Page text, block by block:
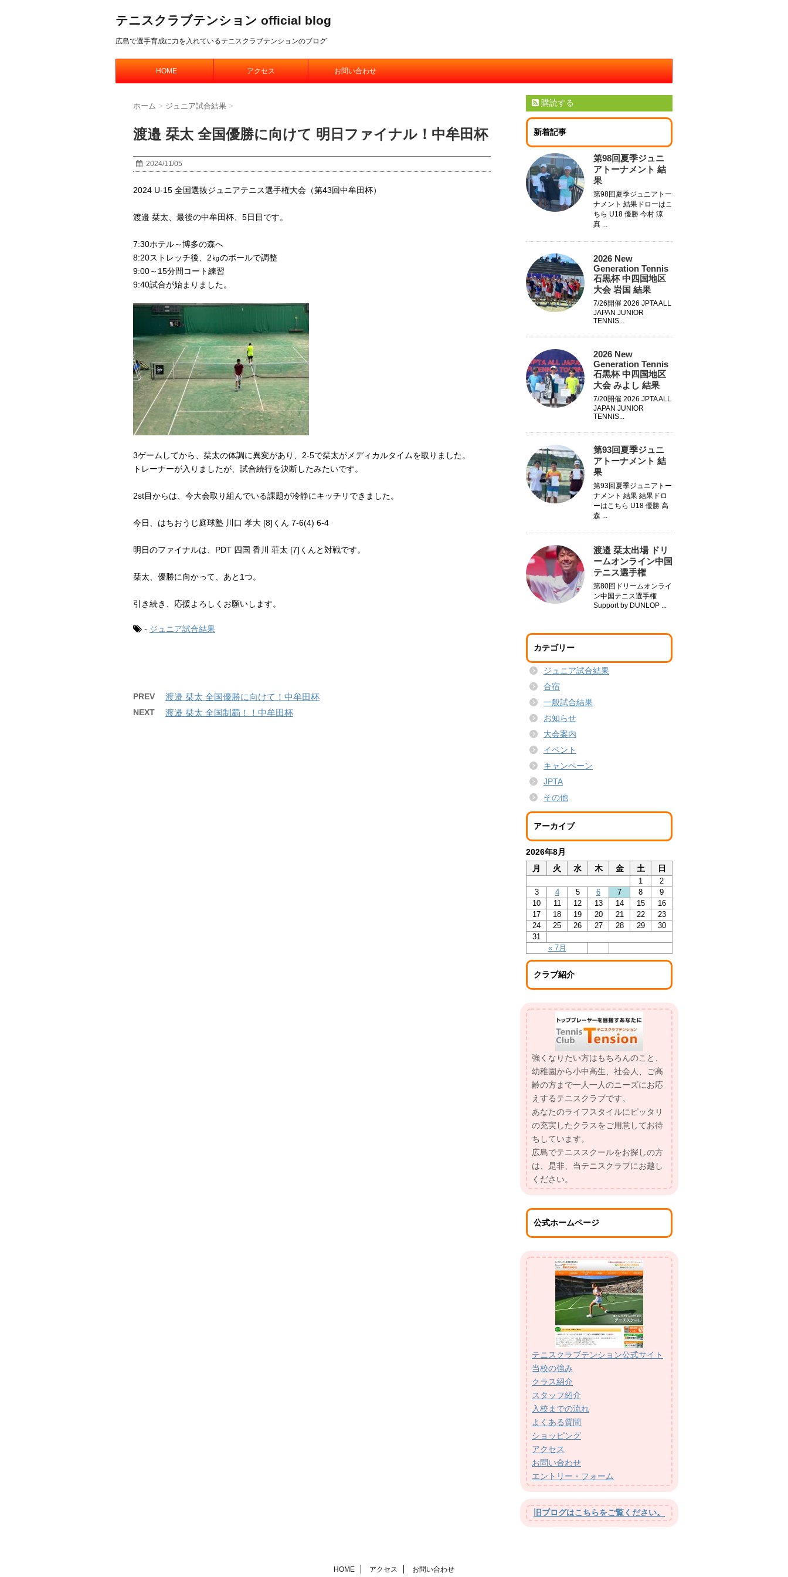
テニスクラブテンション official blog
広島で選手育成に力を入れているテニスクラブテンションのブログ
HOME アクセス お問い合わせ
ホーム > ジュニア試合結果 >
渡邉 栞太 全国優勝に向けて 明日ファイナル！中牟田杯
2024/11/05
2024 U-15 全国選抜ジュニアテニス選手権大会（第43回中牟田杯）
渡邉 栞太、最後の中牟田杯、5日目です。
7:30ホテル～博多の森へ
8:20ストレッチ後、2㎏のボールで調整
9:00～15分間コート練習
9:40試合が始まりました。
3ゲームしてから、栞太の体調に異変があり、2-5で栞太がメディカルタイムを取りました。
トレーナーが入りましたが、試合続行を決断したみたいです。
2st目からは、今大会取り組んでいる課題が冷静にキッチリできました。
今日、はちおうじ庭球塾 川口 孝大 [8]くん 7-6(4) 6-4
明日のファイナルは、PDT 四国 香川 荘太 [7]くんと対戦です。
栞太、優勝に向かって、あと1つ。
引き続き、応援よろしくお願いします。
- ジュニア試合結果
PREV 渡邉 栞太 全国優勝に向けて！中牟田杯
NEXT 渡邉 栞太 全国制覇！！中牟田杯
購読する
新着記事
第98回夏季ジュニ
アトーナメント 結
果
第98回夏季ジュニアトー
ナメント 結果ドローはこ
ちら U18 優勝 今村 涼
真 ...
2026 New
Generation Tennis
石黒杯 中四国地区
大会 岩国 結果
7/26開催 2026 JPTA ALL
JAPAN JUNIOR
TENNIS...
2026 New
Generation Tennis
石黒杯 中四国地区
大会 みよし 結果
7/20開催 2026 JPTA ALL
JAPAN JUNIOR
TENNIS...
第93回夏季ジュニ
アトーナメント 結
果
第93回夏季ジュニアトー
ナメント 結果 結果ドロ
ーはこちら U18 優勝 高
森 ...
渡邉 栞太出場 ドリ
ームオンライン中国
テニス選手権
第80回ドリームオンライ
ン中国テニス選手権
Support by DUNLOP ...
カテゴリー
ジュニア試合結果
合宿
一般試合結果
お知らせ
大会案内
イベント
キャンペーン
JPTA
その他
アーカイブ
2026年8月
月
火 水 木 金 土 日
« 7月
1
2
3
4 5 6 7 8
9
10
11 12 13 14 15
16
17
18 19 20 21 22
23
24
25 26 27 28 29
30
31
クラブ紹介
強くなりたい方はもちろんのこと、
幼稚園から小中高生、社会人、ご高
齢の方まで一人一人のニーズにお応
えするテニスクラブです。
あなたのライフスタイルにピッタリ
の充実したクラスをご用意してお待
ちしています。
広島でテニススクールをお探しの方
は、是非、当テニスクラブにお越し
ください。
公式ホームページ
テニスクラブテンション公式サイト
当校の強み
クラス紹介
スタッフ紹介
入校までの流れ
よくある質問
ショッピング
アクセス
お問い合わせ
エントリー・フォーム
旧ブログはこちらをご覧ください。
HOME アクセス お問い合わせ